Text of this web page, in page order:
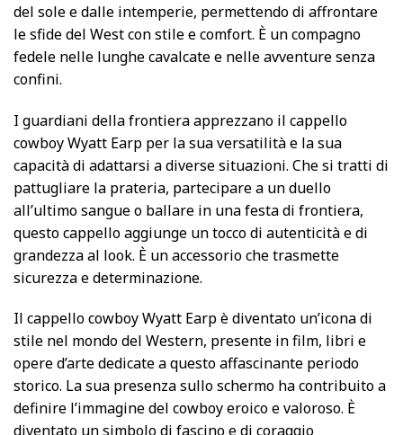
del sole e dalle intemperie, permettendo di affrontare
le sfide del West con stile e comfort. È un compagno
fedele nelle lunghe cavalcate e nelle avventure senza
confini.
I guardiani della frontiera apprezzano il cappello
cowboy Wyatt Earp per la sua versatilità e la sua
capacità di adattarsi a diverse situazioni. Che si tratti di
pattugliare la prateria, partecipare a un duello
all’ultimo sangue o ballare in una festa di frontiera,
questo cappello aggiunge un tocco di autenticità e di
grandezza al look. È un accessorio che trasmette
sicurezza e determinazione.
Il cappello cowboy Wyatt Earp è diventato un’icona di
stile nel mondo del Western, presente in film, libri e
opere d’arte dedicate a questo affascinante periodo
storico. La sua presenza sullo schermo ha contribuito a
definire l’immagine del cowboy eroico e valoroso. È
diventato un simbolo di fascino e di coraggio